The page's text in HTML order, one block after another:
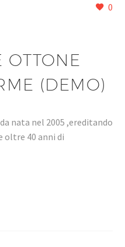
0
OTTONE
(DEMO)
nata nel 2005 ,ereditando
oltre 40 anni di